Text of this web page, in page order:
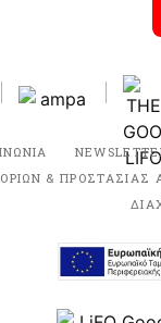
& ΠΡΟΣΤΑΣΙΑΣ